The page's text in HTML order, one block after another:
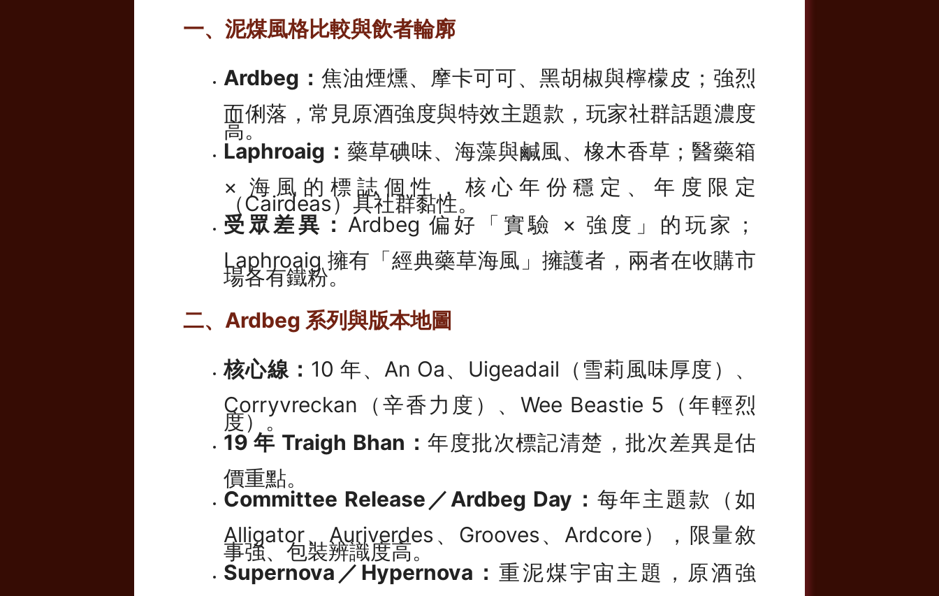
一、泥煤風格比較與飲者輪廓
Ardbeg：焦油煙燻、摩卡可可、黑胡椒與檸檬皮；強烈
而俐落，常見原酒強度與特效主題款，玩家社群話題濃度
高。
Laphroaig： 藥草碘味、海藻與鹹風、橡木香草；醫藥箱
× 海風的標誌個性，核心年份穩定、年度限定
（Cairdeas）具社群黏性。
受眾差異： Ardbeg 偏好「實驗 × 強度」的玩家；
Laphroaig 擁有「經典藥草海風」擁護者，兩者在收購市
場各有鐵粉。
二、Ardbeg 系列與版本地圖
核心線： 10 年、An Oa、Uigeadail（雪莉風味厚度）、
Corryvreckan（辛香力度）、Wee Beastie 5（年輕烈
度）。
19 年 Traigh Bhan：年度批次標記清楚，批次差異是估
價重點。
Committee Release／Ardbeg Day： 每年主題款（如
Alligator、Auriverdes、Grooves、Ardcore），限量敘
事強、包裝辨識度高。
Supernova／Hypernova：重泥煤宇宙主題，原酒強